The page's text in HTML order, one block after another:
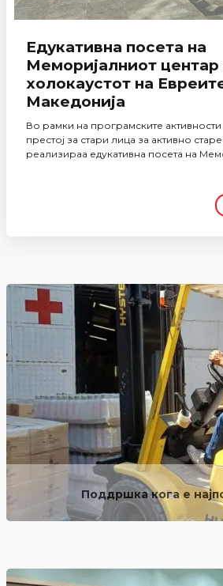
Едукативна посета на
Меморијалниот центар
холокаустот на
Македонија
Во рамки на програмските
престој за стари лица за активно
реализираа едукативна посета на
Поддршка кога е